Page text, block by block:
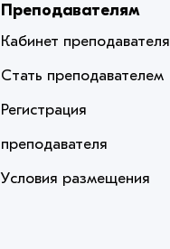
Преподавателям
Кабинет преподавателя
Стать преподавателем
Регистрация
преподавателя
Условия размещения